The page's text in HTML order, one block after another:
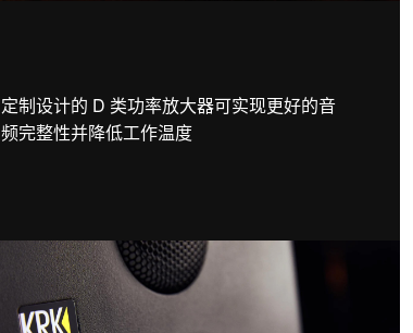
定制设计的 D 类功率放大器可实现更好的音
频完整性并降低工作温度